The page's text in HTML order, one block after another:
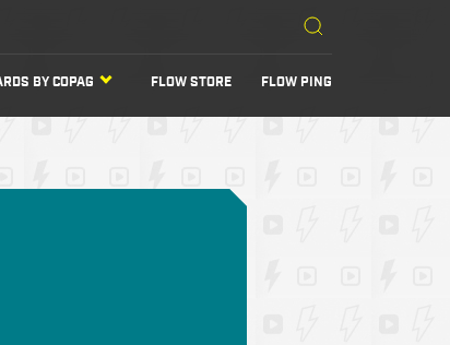
BY COPAG FLOW STORE FLOW PING